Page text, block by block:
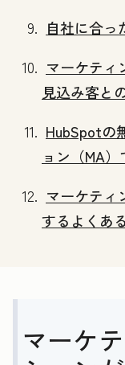
自社に合っ
マーケティ
見込み客と
HubSpotの
ョン（MA
マーケティ
するよくあ
マーケ